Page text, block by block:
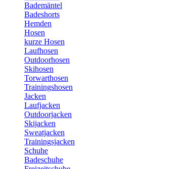
Bademäntel
Badeshorts
Hemden
Hosen
kurze Hosen
Laufhosen
Outdoorhosen
Skihosen
Torwarthosen
Trainingshosen
Jacken
Laufjacken
Outdoorjacken
Skijacken
Sweatjacken
Trainingsjacken
Schuhe
Badeschuhe